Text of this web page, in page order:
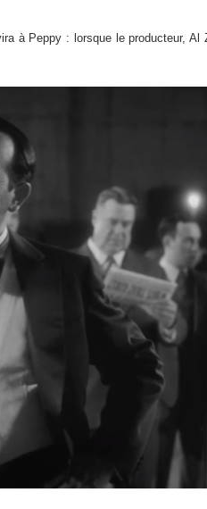
à Peppy : lorsque le producteur, Al